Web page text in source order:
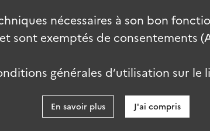
nécessaires à son bon
sont exemptés de consentements
générales d’utilisation sur le
En savoir plus J'ai compris